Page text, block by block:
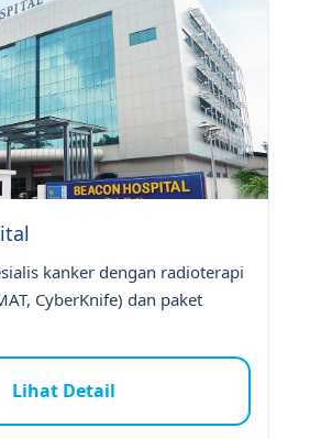
kanker dengan radioterapi
CyberKnife) dan paket
Lihat Detail